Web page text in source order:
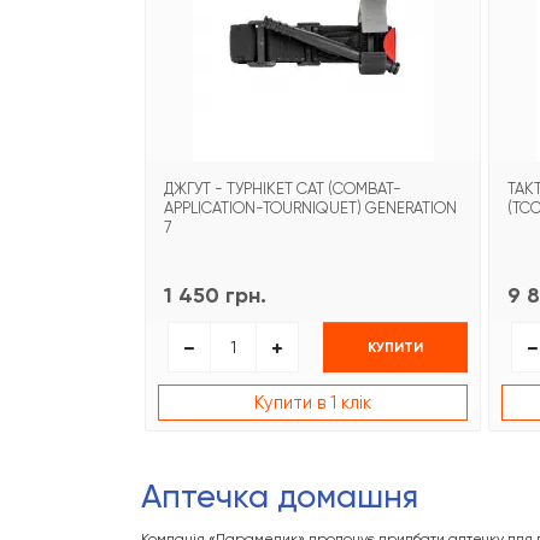
ДЖГУТ - ТУРНІКЕТ CAT (COMBAT-
APPLICATION-TOURNIQUET) GENERATION
7
1 450 грн.
КУПИТИ
Купити в 1 клік
9
Аптечка домашня